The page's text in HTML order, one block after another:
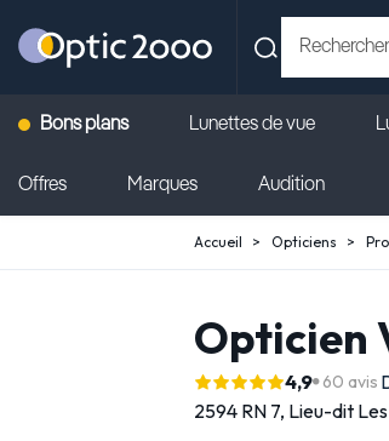
Bons plans Lunettes de vue
Offres Marques Audition
Accueil Opticiens
Opticien
4,9 60 avis
2594 RN 7, Lieu-dit